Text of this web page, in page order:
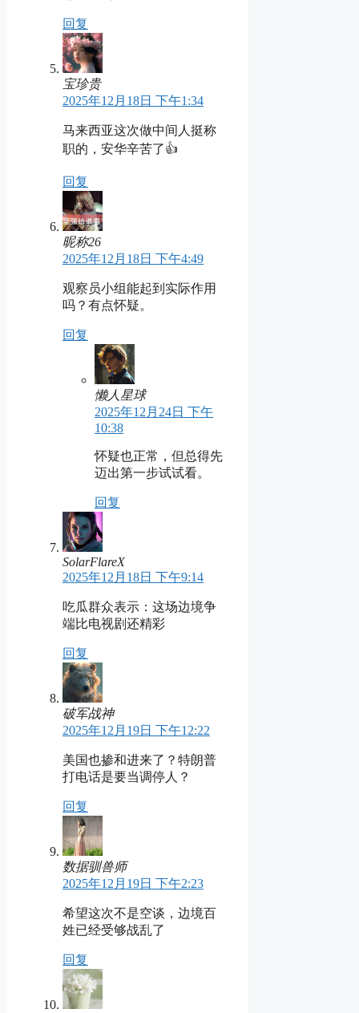
回复
宝珍贵
2025年12月18日 下午1:34
马来西亚这次做中间人挺称
职的，安华辛苦了👍
回复
昵称26
2025年12月18日 下午4:49
观察员小组能起到实际作用
吗？有点怀疑。
回复
懒人星球
2025年12月24日 下午
10:38
怀疑也正常，但总得先
迈出第一步试试看。
回复
SolarFlareX
2025年12月18日 下午9:14
吃瓜群众表示：这场边境争
端比电视剧还精彩
回复
破军战神
2025年12月19日 下午12:22
美国也掺和进来了？特朗普
打电话是要当调停人？
回复
数据驯兽师
2025年12月19日 下午2:23
希望这次不是空谈，边境百
姓已经受够战乱了
回复